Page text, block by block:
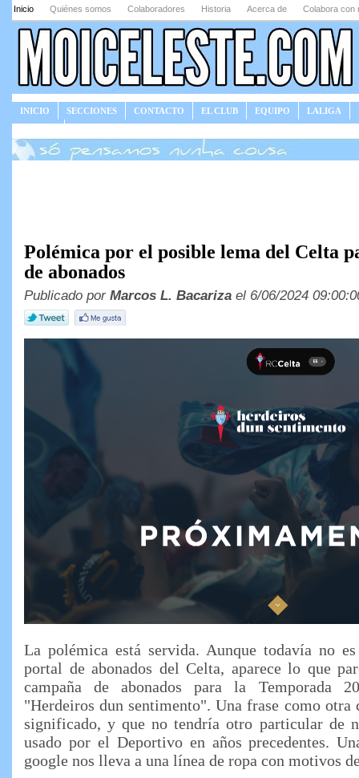
Inicio Quiénes somos Colaboradores Historia Acerca de Colabora con
INICIO SECCIONES CONTACTO EL CLUB EQUIPO LALIGA
Polémica por el posible lema del Celta
de abonados
Publicado por Marcos L. Bacariza el 6/06/2024
La polémica está servida. Aunque todavía no
portal de abonados del Celta, aparece lo que
campaña de abonados para la Temporada
"Herdeiros dun sentimento". Una frase como otra
significado, y que no tendría otro particular de
usado por el Deportivo en años precedentes.
google nos lleva a una línea de ropa con motivos